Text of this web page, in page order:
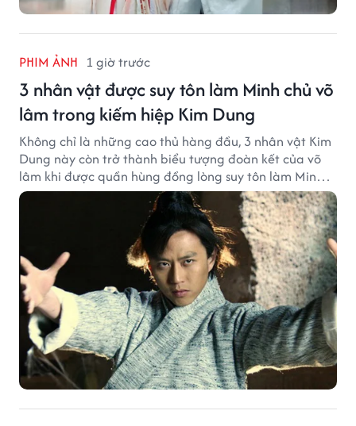
PHIM ẢNH 1 giờ trước
3 nhân vật được suy tôn làm Minh chủ võ
lâm trong kiếm hiệp Kim Dung
Không chỉ là những cao thủ hàng đầu, 3 nhân vật Kim
Dung này còn trở thành biểu tượng đoàn kết của võ
lâm khi được quần hùng đồng lòng suy tôn làm Minh
chủ.